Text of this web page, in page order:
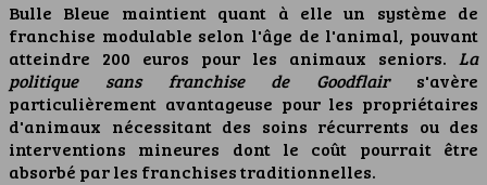
Bulle Bleue maintient quant à elle un système de
franchise modulable selon l'âge de l'animal, pouvant
atteindre 200 euros pour les animaux seniors. La
politique sans franchise de Goodflairs'avère
particulièrement avantageuse pour les propriétaires
d'animaux nécessitant des soins récurrents ou des
interventions mineures dont le coût pourrait être
absorbé par les franchises traditionnelles.